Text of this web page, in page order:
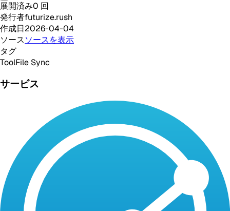
展開済み0 回
発行者futurize.rush
作成日2026-04-04
ソースソースを表示
タグ
ToolFile Sync
サービス